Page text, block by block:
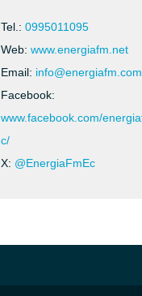
Tel.: 0995011095
Web: www.energiafm.net
Email:
Facebook:
www.facebook.com/
c/
X: @EnergiaFmEc